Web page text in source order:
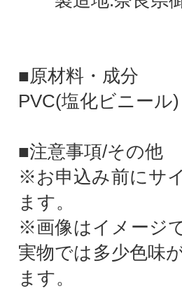
■原材料・成分
PVC(塩化ビニール)
■注意事項/その他
※お申込み前にサ
ます。
※画像はイメージ
実物では多少色味
ます。